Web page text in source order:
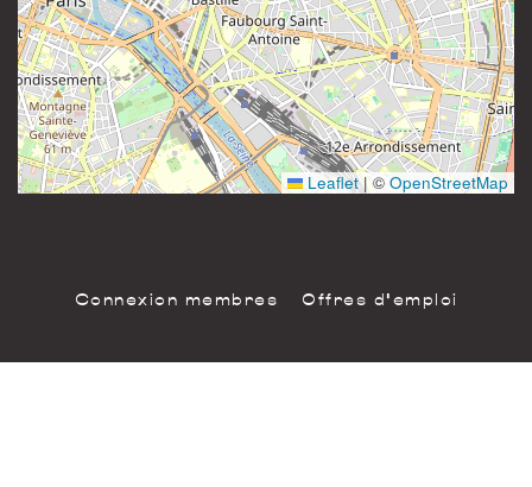
Leaflet |©OpenStreetMap
81 rue Saint-Maur
75011 Paris
France
Instagram
Connexion membres Offres d'emploi